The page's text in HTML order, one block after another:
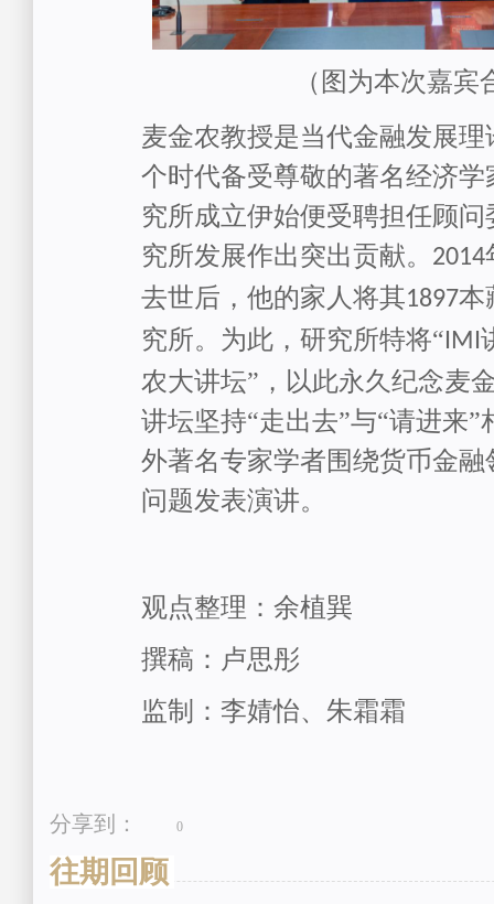
（ 图为本次嘉宾
麦金农教授是当代金融发展
个时代备受尊敬的著名经济学
究所成立伊始便受聘担任顾
究所发展作出突出贡献。 2014
去世后，他的家人将其1897本
究所。为此，研究所特将“IMI
农大讲坛”，以此永久纪念麦
讲坛坚持“走出去”与“请进来
外著名专家学者围绕货币金
问题发表演讲。
观点整理：余植巽
撰稿：卢思彤
监制：李婧怡、朱霜霜
分享到： 0
往期回顾